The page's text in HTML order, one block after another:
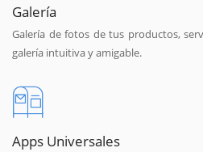
Galería
Galería de fotos de tus productos,
galería intuitiva y amigable.
Apps Universales